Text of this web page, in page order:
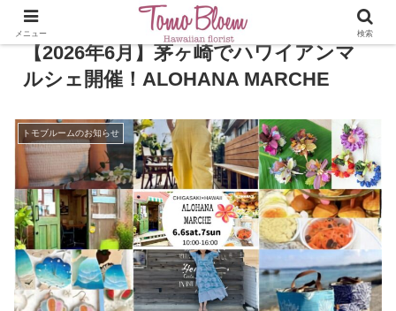
【2026年6月】茅ヶ崎でハワイアンマ
ルシェ開催！ALOHANA MARCHE
トモブルームのお知らせ
メニュー 検索